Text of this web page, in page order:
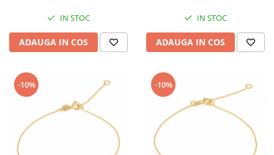
IN STOC
ADAUGA IN COS
IN STOC
ADAUGA IN COS
-10% -10%